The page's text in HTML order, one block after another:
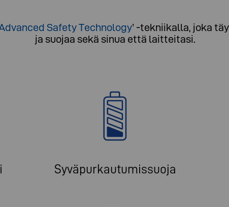
Safety Technology’ -tekniikalla, joka
ja suojaa sekä sinua että laitteitasi.
Syväpurkautumissuoja